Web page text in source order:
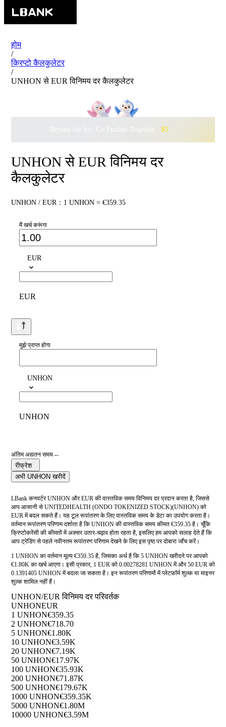
होम
/
क्रिप्टो कैलकुलेटर
/
UNHON से EUR विनिमय दर कैलकुलेटर
Beyond the Ice, Go Further Together · $500,000
UNHON से EUR विनिमय दर
कैलकुलेटर
UNHON / EUR：1 UNHON = €359.35
मैं खर्च करूंगा
EUR
EUR
मुझे प्राप्त होगा
UNHON
UNHON
अंतिम अद्यतन समय --
रीफ्रेश
अभी UNHON खरीदें
LBank कनवर्टर UNHON और EUR की वास्तविक समय विनिमय दर प्रदान करता है, जिससे
आप आसानी से UNITEDHEALTH (ONDO TOKENIZED STOCK)(UNHON) को
EUR में बदल सकते हैं। यह टूल रूपांतरण के लिए वास्तविक समय के डेटा का उपयोग करता है।
वर्तमान रूपांतरण परिणाम दर्शाता है कि UNHON की वास्तविक समय कीमत €359.35 है। चूँकि
क्रिप्टोकरेंसी की कीमतों में अक्सर उतार-चढ़ाव होता रहता है, इसलिए हम आपको सलाह देते हैं कि
आप ट्रेडिंग से पहले नवीनतम रूपांतरण परिणाम देखने के लिए इस पृष्ठ पर दोबारा जाँच करें।
1 UNHON का वर्तमान मूल्य €359.35 है, जिसका अर्थ है कि 5 UNHON खरीदने पर आपको
€1.80K का खर्च आएगा। इसी प्रकार, 1 EUR को 0.00278281 UNHON में और 50 EUR को
0.1391405 UNHON में बदला जा सकता है। इन रूपांतरण परिणामों में प्लेटफ़ॉर्म शुल्क या माइनर
शुल्क शामिल नहीं हैं।
UNHON/EUR विनिमय दर परिवर्तक
UNHONEUR
1 UNHON€359.35
2 UNHON€718.70
5 UNHON€1.80K
10 UNHON€3.59K
20 UNHON€7.19K
50 UNHON€17.97K
100 UNHON€35.93K
200 UNHON€71.87K
500 UNHON€179.67K
1000 UNHON€359.35K
5000 UNHON€1.80M
10000 UNHON€3.59M